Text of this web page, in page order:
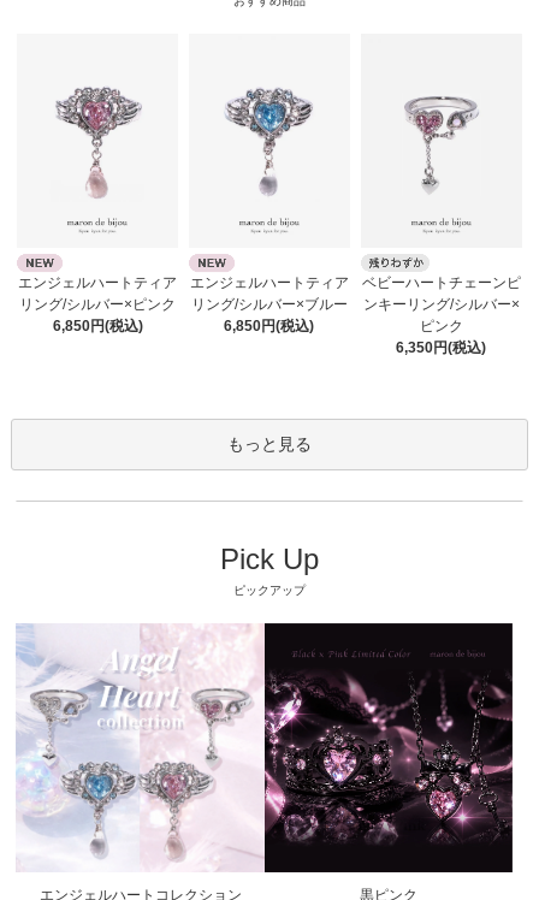
エンジェルハートティア
リング/シルバー×ピンク
6,850円(税込)
エンジェルハートティア
リング/シルバー×ブルー
6,850円(税込)
ベビーハートチェーンピ
ンキーリング/シルバー×
ピンク
6,350円(税込)
もっと見る
Pick Up
ピックアップ
エンジェルハートコレクション 黒ピンク